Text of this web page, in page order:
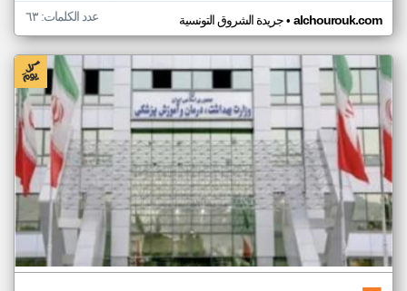
جريدة الشروق التونسية• alchourouk.com عدد الكلمات: ٦٣